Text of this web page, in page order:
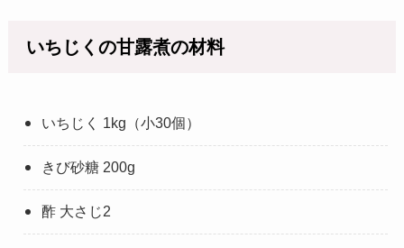
いちじくの甘露煮の材料
いちじく 1kg（小30個）
きび砂糖 200g
酢 大さじ2